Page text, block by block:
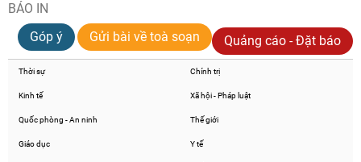
BÁO IN
Góp ý
Gửi bài về toà soạn Quảng cáo - Đặt báo
Thời sự Chính trị
Kinh tế Xã hội - Pháp luật
Quốc phòng - An ninh Thế giới
Giáo dục Y tế